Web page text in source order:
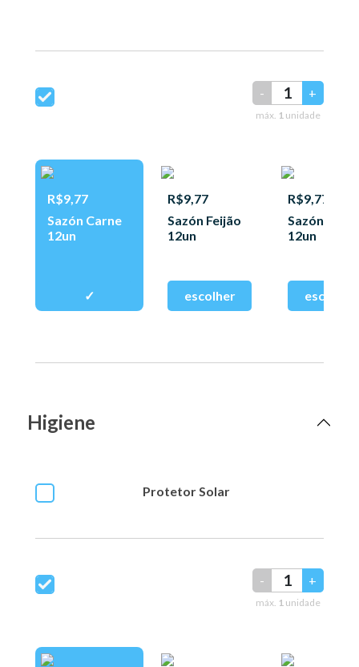
- +
máx. 1 unidade
R$9,77
Sazón Carne
12un
R$9,77
Sazón Feijão
12un
R$9,77
Sazón
12un
Higiene
Protetor Solar
- +
máx. 1 unidade